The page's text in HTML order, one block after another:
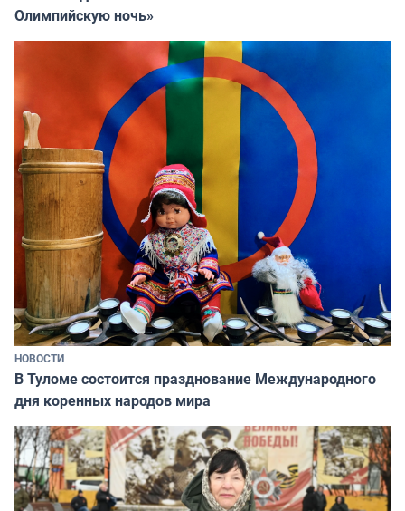
Олимпийскую ночь»
НОВОСТИ
В Туломе состоится празднование Международного
дня коренных народов мира